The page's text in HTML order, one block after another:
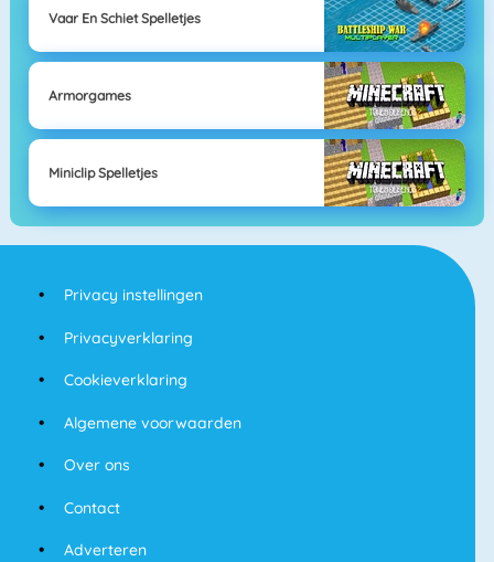
Vaar En Schiet Spelletjes
Armorgames
Miniclip Spelletjes
Privacy instellingen
Privacyverklaring
Cookieverklaring
Algemene voorwaarden
Over ons
Contact
Adverteren